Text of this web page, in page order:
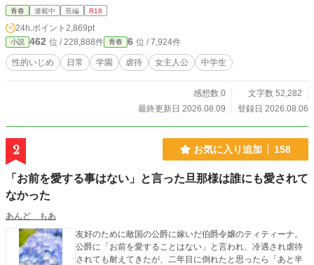
で行われる、屈辱的で過激な行為。初めての性的いじめ、ハンドボール部での集
団調教、アナル処女の喪失、オナニーショー、他校の生徒を交えた公開凌辱——
めぐみの身体は河田の「作品」として少しずつ変貌していきます。肥大化したク
リトリス、許可なしにはイケなくなった身体、おしっこを漏らしながら絶頂する
感覚——河田の調教は、めぐみの感覚そのものを塗り替えていきます。 学校の
ヒエラルキーが変わり、新たな加害者が現れても、めぐみの状況は変わりませ
「奉公」——めぐみは常に「家畜」として扱われ、逃げ場を失っていきます。
これは、一人の少女が「いじめ」から「調教」へ、そして「家畜」としての日常
ありの本作は、逃げ場のない世界で生きる少女の極限の物語です。
青春 連載中 長編 R18
24h.ポイント 2,869pt
小説 462 位 / 228,888件 青春 6 位 / 7,924件
性的いじめ 日常 学園 虐待 女主人公 中学生
感想数 0
文字数 52,282
最終更新日 2026.08.09
登録日 2026.08.06
2 お気に入り追加 158
「お前を愛する事はない」と言った旦那様は誰にも愛されて
なかった
あんど もあ
友好のために敵国の公爵に嫁いだ伯爵令嬢のティティーナ。
公爵に「お前を愛することはない」と言われ、冷遇され虐待
されても耐えてきたが、二年目に倒れたと思ったら「あと半